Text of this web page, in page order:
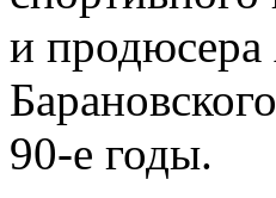
и продюсера
90-е годы.